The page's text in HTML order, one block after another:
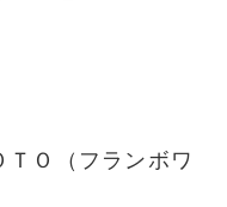
Ｏ（フランボワ